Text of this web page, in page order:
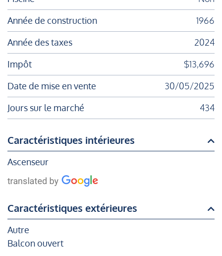
Année de construction
1966
Année des taxes
2024
Impôt
$13,696
Date de mise en vente
30/05/2025
Jours sur le marché
434
Caractéristiques intérieures
Ascenseur
Caractéristiques extérieures
Autre
Balcon ouvert